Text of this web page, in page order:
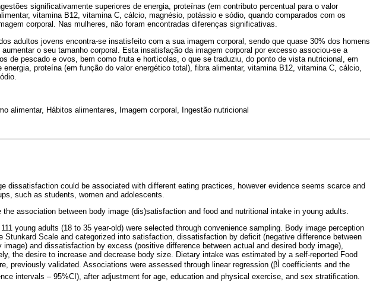
significativamente superiores de energia, proteínas (em contributo percentual para o valor
vitamina B12, vitamina C, cálcio, magnésio, potássio e sódio, quando comparados com os
corporal. Nas mulheres, não foram encontradas diferenças significativas.
adultos jovens encontra-se insatisfeito com a sua imagem corporal, sendo que quase 30% dos homens
o seu tamanho corporal. Esta insatisfação da imagem corporal por excesso associou-se a
de pescado e ovos, bem como fruta e hortícolas, o que se traduziu, do ponto de vista nutricional, em
energia, proteína (em função do valor energético total), fibra alimentar, vitamina B12, vitamina C, cálcio,
alimentar, Hábitos alimentares, Imagem corporal, Ingestão nutricional
dissatisfaction could be associated with different eating practices, however evidence seems scarce and
such as students, women and adolescents.
association between body image (dis)satisfaction and food and nutritional intake in young adults.
young adults (18 to 35 year-old) were selected through convenience sampling. Body image perception
Stunkard Scale and categorized into satisfaction, dissatisfaction by deficit (negative difference between
image) and dissatisfaction by excess (positive difference between actual and desired body image),
the desire to increase and decrease body size. Dietary intake was estimated by a self-reported Food
previously validated. Associations were assessed through linear regression (βÌ coefficients and the
intervals – 95%CI), after adjustment for age, education and physical exercise, and sex stratification.